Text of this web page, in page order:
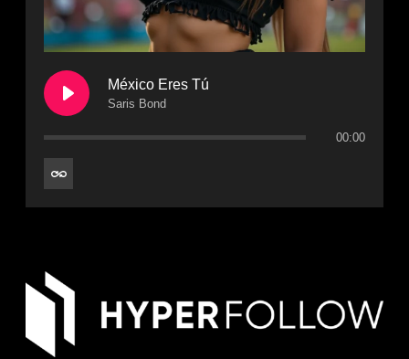
México Eres Tú
Saris Bond
00:00